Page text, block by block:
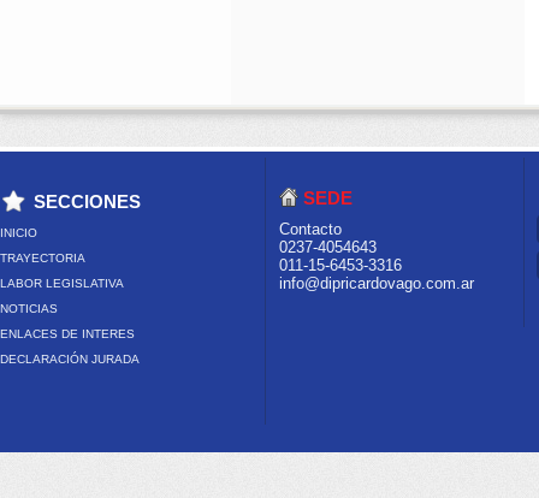
SECCIONES
INICIO
TRAYECTORIA
LABOR LEGISLATIVA
NOTICIAS
ENLACES DE INTERES
DECLARACIÓN JURADA
SEDE
Contacto
0237-4054643
011-15-6453-3316
info@dipricardovago.com.ar